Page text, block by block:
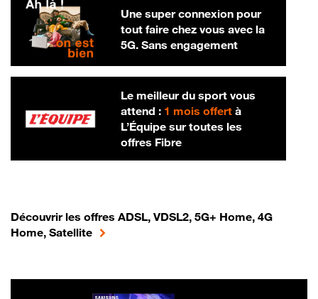
Une super connexion pour
tout faire chez vous avec la
5G. Sans engagement
Le meilleur du sport vous
attend : 1 mois offertà
L’Équipe sur toutes les
offres Fibre
Découvrir les offres ADSL, VDSL2, 5G+ Home, 4G
Home, Satellite